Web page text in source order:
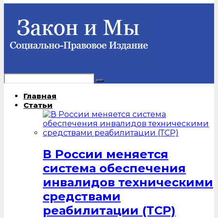
Главная
Статьи
В России меняется
система обеспечения
инвалидов техническими
средствами
реабилитации (ТСР)